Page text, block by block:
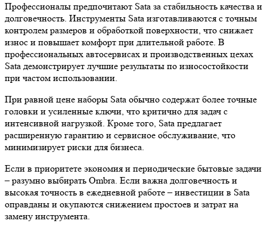
Профессионалы предпочитают Sata за стабильность качества и
долговечность. Инструменты Sata изготавливаются с точным
контролем размеров и обработкой поверхности, что снижает
износ и повышает комфорт при длительной работе. В
профессиональных автосервисах и производственных цехах
Sata демонстрирует лучшие результаты по износостойкости
при частом использовании.
При равной цене наборы Sata обычно содержат более точные
головки и усиленные ключи, что критично для задач с
интенсивной нагрузкой. Кроме того, Sata предлагает
расширенную гарантию и сервисное обслуживание, что
минимизирует риски для бизнеса.
Если в приоритете экономия и периодические бытовые задачи
– разумно выбирать Ombra. Если важна долговечность и
высокая точность в ежедневной работе – инвестиции в Sata
оправданы и окупаются снижением простоев и затрат на
замену инструмента.